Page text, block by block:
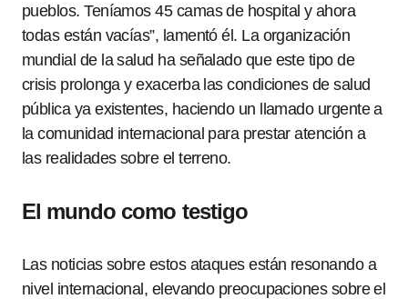
pueblos. Teníamos 45 camas de hospital y ahora
todas están vacías”, lamentó él. La organización
mundial de la salud ha señalado que este tipo de
crisis prolonga y exacerba las condiciones de salud
pública ya existentes, haciendo un llamado urgente a
la comunidad internacional para prestar atención a
las realidades sobre el terreno.
El mundo como testigo
Las noticias sobre estos ataques están resonando a
nivel internacional, elevando preocupaciones sobre el